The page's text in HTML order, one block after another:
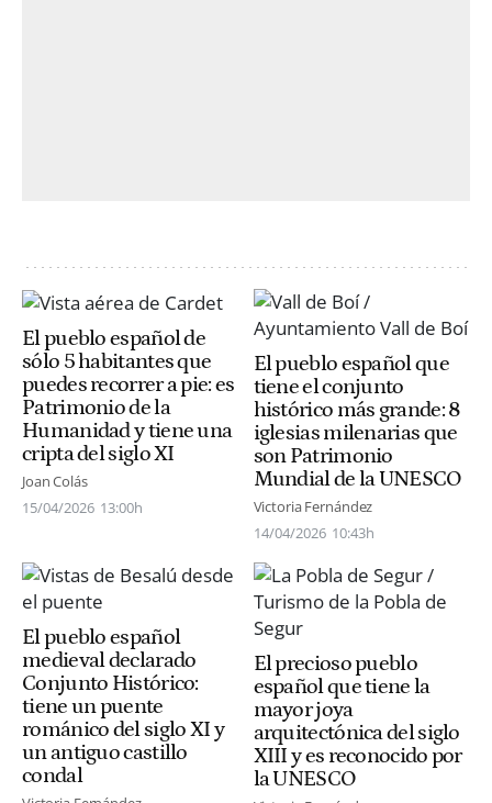
El pueblo español de
sólo 5 habitantes que
puedes recorrer a pie: es
Patrimonio de la
Humanidad y tiene una
cripta del siglo XI
Joan Colás
15/04/2026 13:00h
El pueblo español que
tiene el conjunto
histórico más grande: 8
iglesias milenarias que
son Patrimonio
Mundial de la UNESCO
Victoria Fernández
14/04/2026 10:43h
El pueblo español
medieval declarado
Conjunto Histórico:
tiene un puente
románico del siglo XI y
un antiguo castillo
condal
El precioso pueblo
español que tiene la
mayor joya
arquitectónica del siglo
XIII y es reconocido por
la UNESCO